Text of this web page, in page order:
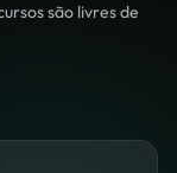
são livres de